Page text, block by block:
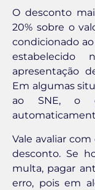
O desconto
20% sobre o
condicionado
apresentação
Em algumas
ao SNE, o
Vale avaliar
desconto. Se
multa, pagar
erro, pois em